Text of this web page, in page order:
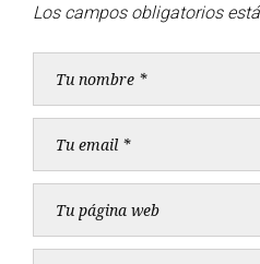
Los campos obligatorios